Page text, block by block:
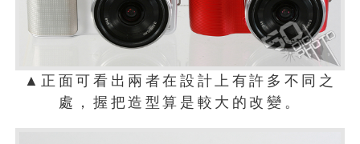
▲正面可看出兩者在設計上有許多不同之
處，握把造型算是較大的改變。